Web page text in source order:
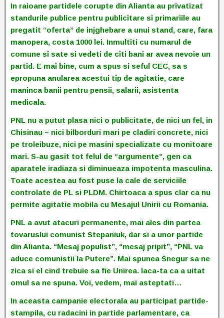
In raioane partidele corupte din Alianta au privatizat
standurile publice pentru publicitare si primariile au
pregatit “oferta” de injghebare a unui stand, care, fara
manopera, costa 1000 lei. Inmultiti cu numarul de
comune si sate si vedeti de citi bani ar avea nevoie un
partid. E mai bine, cum a spus si seful CEC, sa s
epropuna anularea acestui tip de agitatie, care
maninca banii pentru pensii, salarii, asistenta
medicala.
PNL nu a putut plasa nici o publicitate, de nici un fel, in
Chisinau – nici bilborduri mari pe cladiri concrete, nici
pe troleibuze, nici pe masini specializate cu monitoare
mari. S-au gasit tot felul de “argumente”, gen ca
aparatele iradiaza si diminueaza impotenta masculina.
Toate acestea au fost puse la cale de serviciile
controlate de PL si PLDM. Chirtoaca a spus clar ca nu
permite agitatie mobila cu Mesajul Unirii cu Romania.
PNL a avut atacuri permanente, mai ales din partea
tovaruslui comunist Stepaniuk, dar si a unor partide
din Alianta. “Mesaj populist”, “mesaj pripit”, “PNL va
aduce comunistii la Putere”. Mai spunea Snegur sa ne
zica si el cind trebuie sa fie Unirea. Iaca-ta ca a uitat
omul sa ne spuna. Voi, vedem, mai asteptati…
In aceasta campanie electorala au participat partide-
stampila, cu radacini in partide parlamentare, ca